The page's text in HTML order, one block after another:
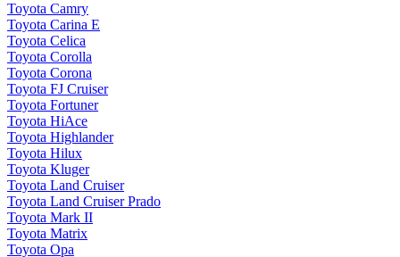
Toyota Camry
Toyota Carina E
Toyota Celica
Toyota Corolla
Toyota Corona
Toyota FJ Cruiser
Toyota Fortuner
Toyota HiAce
Toyota Highlander
Toyota Hilux
Toyota Kluger
Toyota Land Cruiser
Toyota Land Cruiser Prado
Toyota Mark II
Toyota Matrix
Toyota Opa